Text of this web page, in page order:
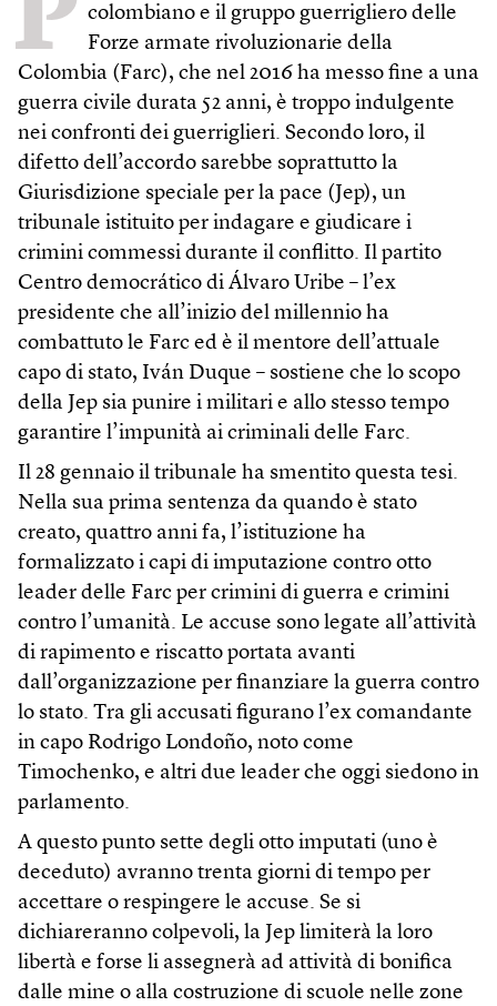
colombiano e il gruppo guerrigliero delle
Forze armate rivoluzionarie della
Colombia (Farc), che nel 2016 ha messo fine a una
guerra civile durata 52 anni, è troppo indulgente
nei confronti dei guerriglieri. Secondo loro, il
difetto dell’accordo sarebbe soprattutto la
Giurisdizione speciale per la pace (Jep), un
tribunale istituito per indagare e giudicare i
crimini commessi durante il conflitto. Il partito
Centro democrático di Álvaro Uribe – l’ex
presidente che all’inizio del millennio ha
combattuto le Farc ed è il mentore dell’attuale
capo di stato, Iván Duque – sostiene che lo scopo
della Jep sia punire i militari e allo stesso tempo
garantire l’impunità ai criminali delle Farc.
Il 28 gennaio il tribunale ha smentito questa tesi.
Nella sua prima sentenza da quando è stato
creato, quattro anni fa, l’istituzione ha
formalizzato i capi di imputazione contro otto
leader delle Farc per crimini di guerra e crimini
contro l’umanità. Le accuse sono legate all’attività
di rapimento e riscatto portata avanti
dall’organizzazione per finanziare la guerra contro
lo stato. Tra gli accusati figurano l’ex comandante
in capo Rodrigo Londoño, noto come
Timochenko, e altri due leader che oggi siedono in
parlamento.
A questo punto sette degli otto imputati (uno è
deceduto) avranno trenta giorni di tempo per
accettare o respingere le accuse. Se si
dichiareranno colpevoli, la Jep limiterà la loro
libertà e forse li assegnerà ad attività di bonifica
dalle mine o alla costruzione di scuole nelle zone